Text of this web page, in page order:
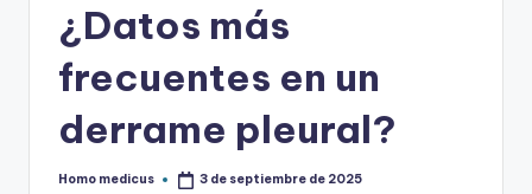
¿Datos más
frecuentes en un
derrame pleural?
Publicado
Homo medicus 3 de septiembre de 2025